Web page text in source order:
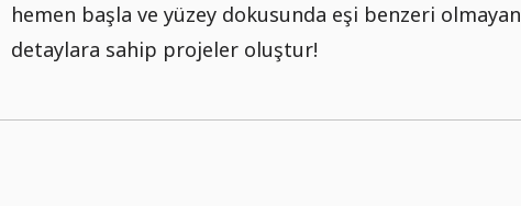
hemen başla ve yüzey dokusunda eşi benzeri olmayan
detaylara sahip projeler oluştur!